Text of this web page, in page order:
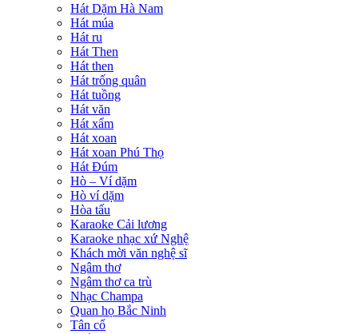
Hát Dặm Hà Nam
Hát múa
Hát ru
Hát Then
Hát then
Hát trống quân
Hát tuồng
Hát văn
Hát xẩm
Hát xoan
Hát xoan Phú Thọ
Hát Đúm
Hò – Ví dặm
Hò ví dặm
Hòa tấu
Karaoke Cải lương
Karaoke nhạc xứ Nghệ
Khách mời văn nghệ sĩ
Ngâm thơ
Ngâm thơ ca trù
Nhạc Champa
Quan họ Bắc Ninh
Tân cổ